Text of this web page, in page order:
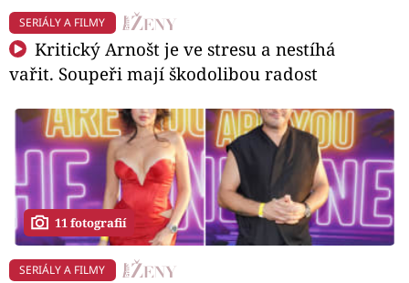
SERIÁLY A FILMY
Kritický Arnošt je ve stresu a nestíhá
vařit. Soupeři mají škodolibou radost
11 fotografií
SERIÁLY A FILMY